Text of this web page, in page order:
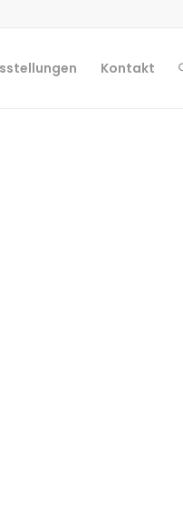
Kontakt